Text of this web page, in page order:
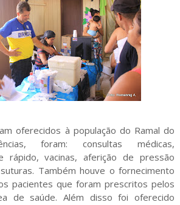
oferecidos à população do Ramal do
foram: consultas médicas,
rápido, vacinas, aferição de pressão
Também houve o fornecimento
pacientes que foram prescritos pelos
de saúde. Além disso foi oferecido